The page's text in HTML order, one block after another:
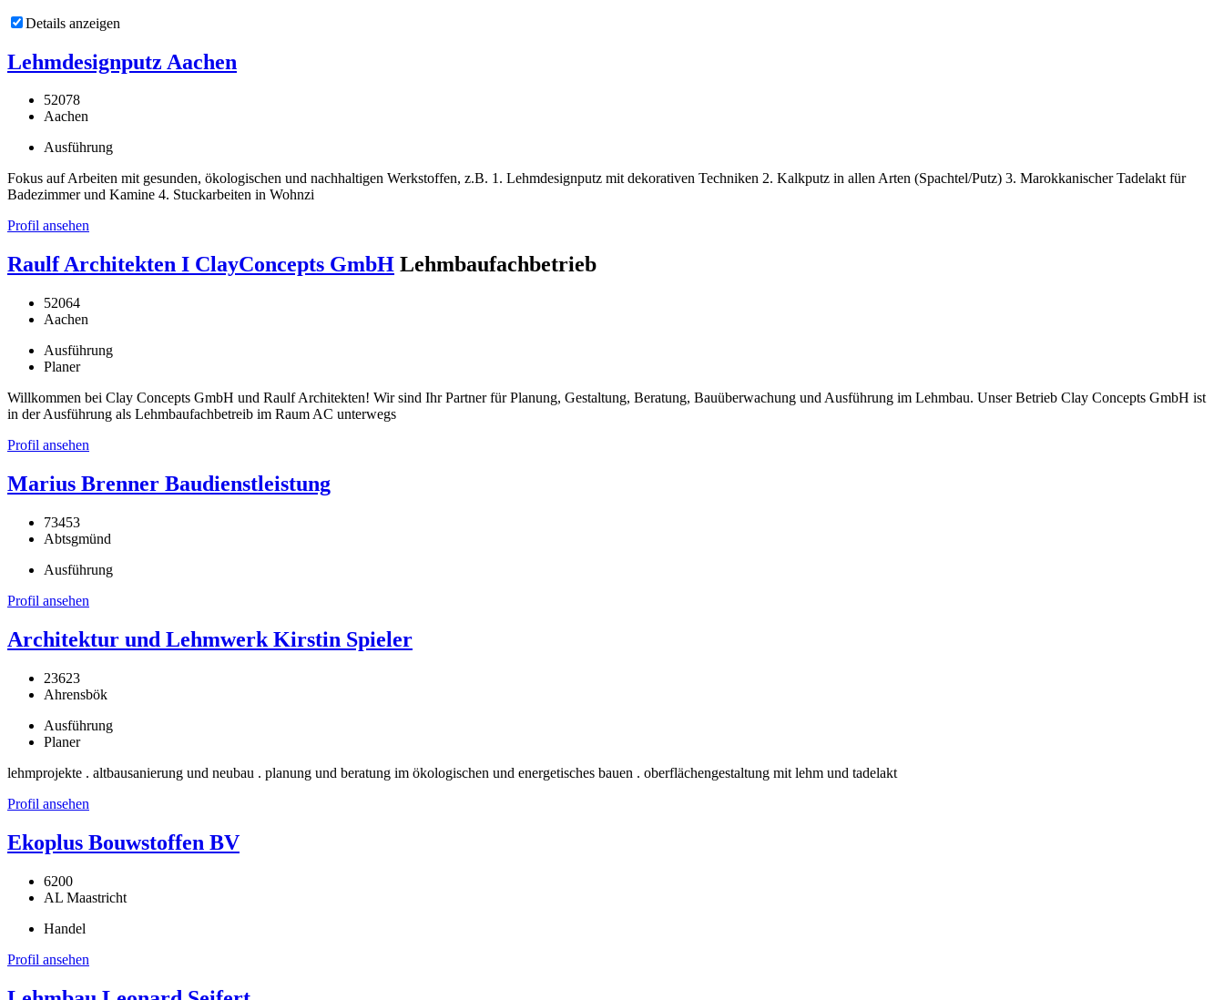
Details anzeigen
Lehmdesignputz Aachen
52078
Aachen
Ausführung
Fokus auf Arbeiten mit gesunden, ökologischen und nachhaltigen Werkstoffen, z.B. 1. Lehmdesignputz mit dekorativen Techniken 2. Kalkputz in allen Arten (Spachtel/Putz) 3. Marokkanischer Tadelakt für
Badezimmer und Kamine 4. Stuckarbeiten in Wohnzi
Profil ansehen
Raulf Architekten I ClayConcepts GmbH Lehmbaufachbetrieb
52064
Aachen
Ausführung
Planer
Willkommen bei Clay Concepts GmbH und Raulf Architekten! Wir sind Ihr Partner für Planung, Gestaltung, Beratung, Bauüberwachung und Ausführung im Lehmbau. Unser Betrieb Clay Concepts GmbH ist
in der Ausführung als Lehmbaufachbetreib im Raum AC unterwegs
Profil ansehen
Marius Brenner Baudienstleistung
73453
Abtsgmünd
Ausführung
Profil ansehen
Architektur und Lehmwerk Kirstin Spieler
23623
Ahrensbök
Ausführung
Planer
lehmprojekte . altbausanierung und neubau . planung und beratung im ökologischen und energetisches bauen . oberflächengestaltung mit lehm und tadelakt
Profil ansehen
Ekoplus Bouwstoffen BV
6200
AL Maastricht
Handel
Profil ansehen